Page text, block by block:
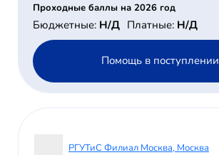
Проходные баллы на 2026 год
Бюджетные: Н/Д Платные: Н/Д
Помощь в поступлении
РГУТиС Филиал Москва, Москва